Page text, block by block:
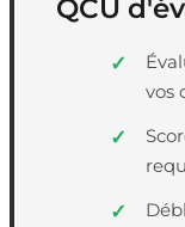
QCU
vos